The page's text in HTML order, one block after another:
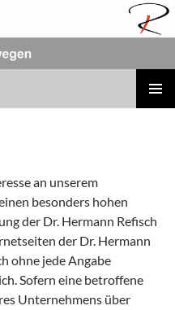
an unserem
besonders hohen
der Dr. Hermann Refisch
der Dr. Hermann
ohne jede Angabe
Sofern eine betroffene
Unternehmens über